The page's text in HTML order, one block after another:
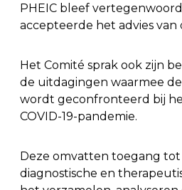
PHEIC bleef
accepteerde het advies van
Het Comité sprak ook zijn
de uitdagingen waarmee
wordt geconfronteerd bij
COVID-19-pandemie.
Deze omvatten toegang tot
diagnostische en